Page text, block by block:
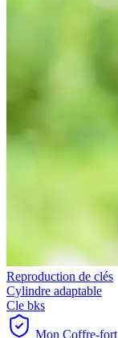
Reproduction de clés
Cylindre adaptable
Cle bks
Mon Coffre-fort